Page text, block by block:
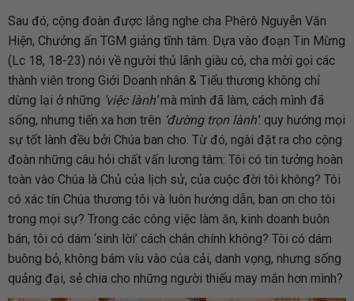
Sau đó, cộng đoàn được lắng nghe cha Phêrô Nguyễn Văn
Hiện, Chưởng ấn TGM giảng tĩnh tâm. Dựa vào đoạn Tin Mừng
(Lc 18, 18-23) nói về người thủ lãnh giàu có, cha mời gọi các
thành viên trong Giới Doanh nhân & Tiểu thương không chỉ
dừng lại ở những ‘việc lành’mà mình đã làm, cách mình đã
sống, nhưng tiến xa hơn trên ‘đường trọn lành’: quy hướng mọi
sự tốt lành đều bởi Chúa ban cho. Từ đó, ngài đặt ra cho cộng
đoàn những câu hỏi chất vấn lương tâm: Tôi có tin tưởng hoàn
toàn vào Chúa là Chủ của lịch sử, của cuộc đời tôi không? Tôi
có xác tín Chúa thương tôi và luôn hướng dẫn, ban ơn cho tôi
trong mọi sự? Trong các công việc làm ăn, kinh doanh buôn
bán, tôi có dám ‘sinh lời’ cách chân chính không? Tôi có dám
buông bỏ, không bám víu vào của cải, danh vọng, nhưng sống
quảng đại, sẻ chia cho những người thiếu may mắn hơn mình?